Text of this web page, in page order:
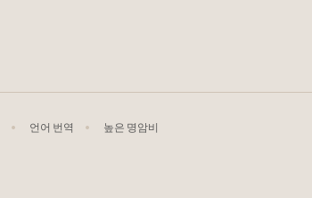
언어 번역 높은 명암비